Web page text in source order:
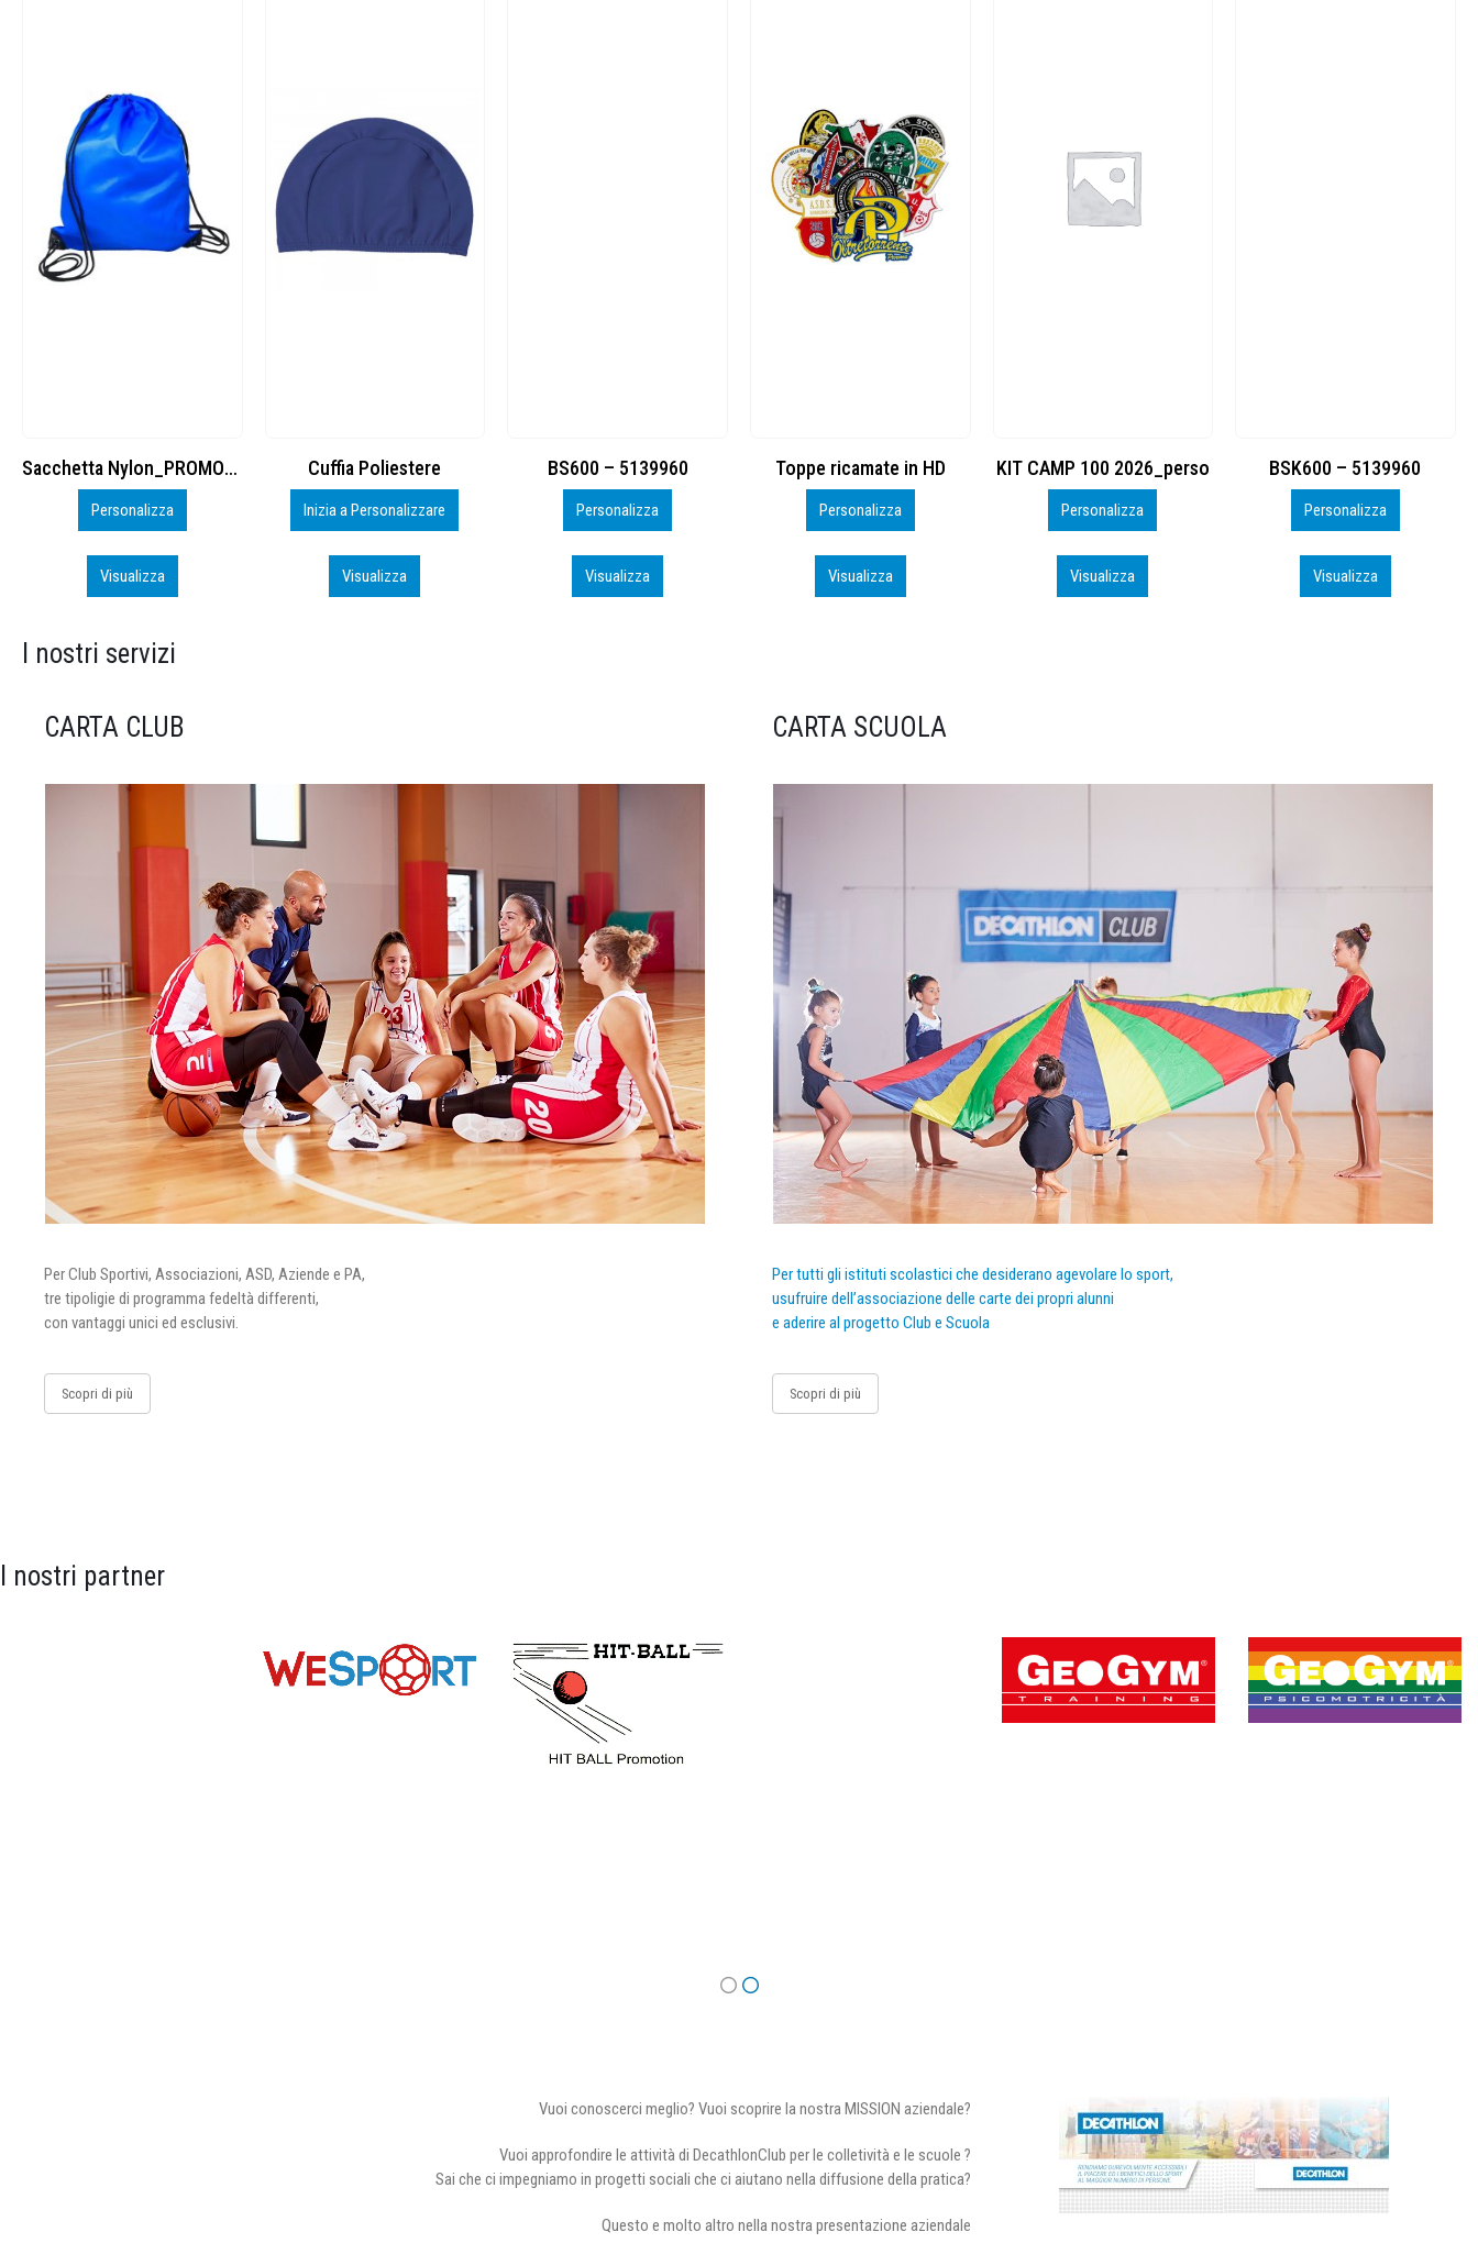
Cuffia Poliestere
Inizia a Personalizzare
Visualizza
BS600 – 5139960
Personalizza
Visualizza
Toppe ricamate in HD
Personalizza
Visualizza
KIT CAMP 100 2026_perso
Personalizza
Visualizza
BSK600 – 5139960
Personalizza
Visualizza
DTF
Personalizza
Visualizza
I nostri servizi
CARTA CLUB
Per Club Sportivi, Associazioni, ASD, Aziende e PA,
tre tipoligie di programma fedeltà differenti,
con vantaggi unici ed esclusivi.
Scopri di più
CARTA SCUOLA
Per tutti gli istituti scolastici che desiderano agevolare lo sport,
usufruire dell’associazione delle carte dei propri alunni
e aderire al progetto Club e Scuola
Scopri di più
I nostri partner
Vuoi conoscerci meglio? Vuoi scoprire la nostra MISSION aziendale?
Vuoi approfondire le attività di DecathlonClub per le colletività e le scuole ?
Sai che ci impegniamo in progetti sociali che ci aiutano nella diffusione della pratica?
Questo e molto altro nella nostra presentazione aziendale